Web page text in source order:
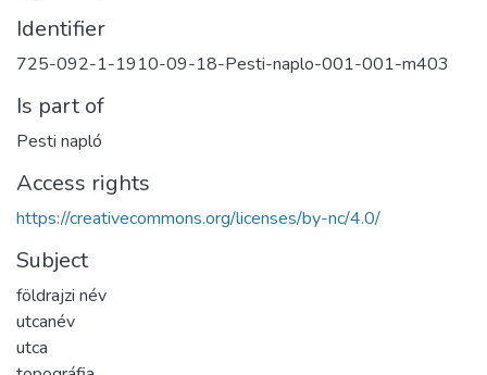
Identifier
725-092-1-1910-09-18-Pesti-naplo-001-001-m403
Is part of
Pesti napló
Access rights
https://creativecommons.org/licenses/by-nc/4.0/
Subject
földrajzi név
utcanév
utca